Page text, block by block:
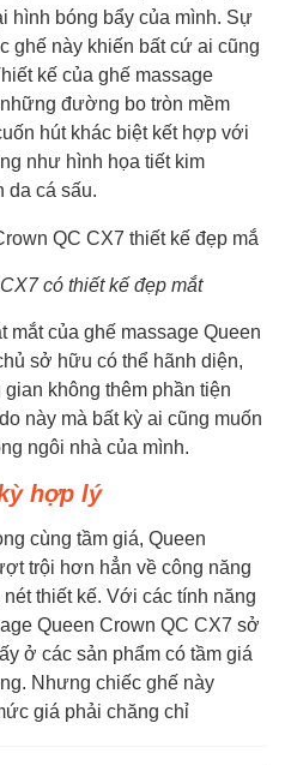
hình bóng bẩy của mình. Sự
ghế này khiến bất cứ ai cũng
kế của ghế massage
đường bo tròn mềm
hút khác biệt kết hợp với
như hình họa tiết kim
da cá sấu.
có thiết kế đẹp mắt
mắt của ghế massage Queen
sở hữu có thể hãnh diện,
không thêm phần tiện
này mà bất kỳ ai cũng muốn
ngôi nhà của mình.
hợp lý
cùng tầm giá, Queen
trội hơn hẳn về công năng
thiết kế. Với các tính năng
Queen Crown QC CX7 sở
ở các sản phẩm có tầm giá
Nhưng chiếc ghế này
giá phải chăng chỉ